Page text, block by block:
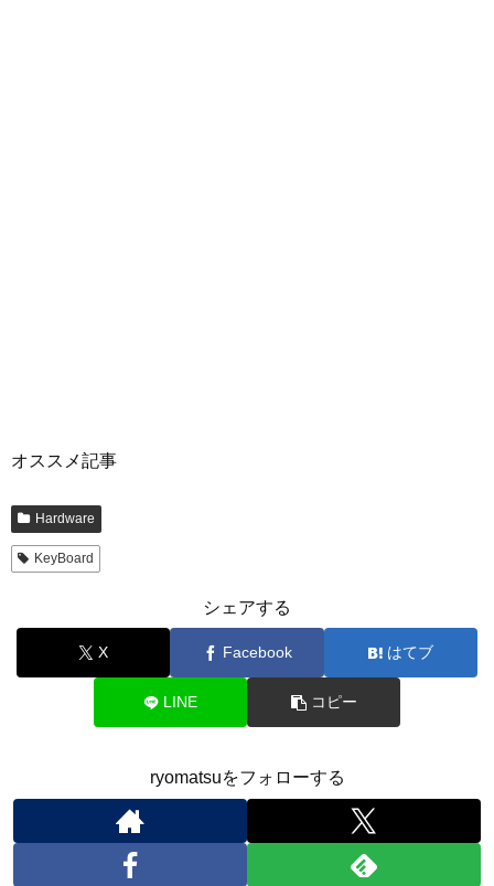
オススメ記事
Hardware
KeyBoard
シェアする
X Facebook はてブ
LINE コピー
ryomatsuをフォローする